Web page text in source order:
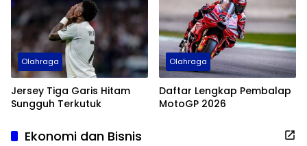
Olahraga
Jersey Tiga Garis Hitam
Sungguh Terkutuk
Olahraga
Daftar Lengkap Pembalap
MotoGP 2026
Ekonomi dan Bisnis